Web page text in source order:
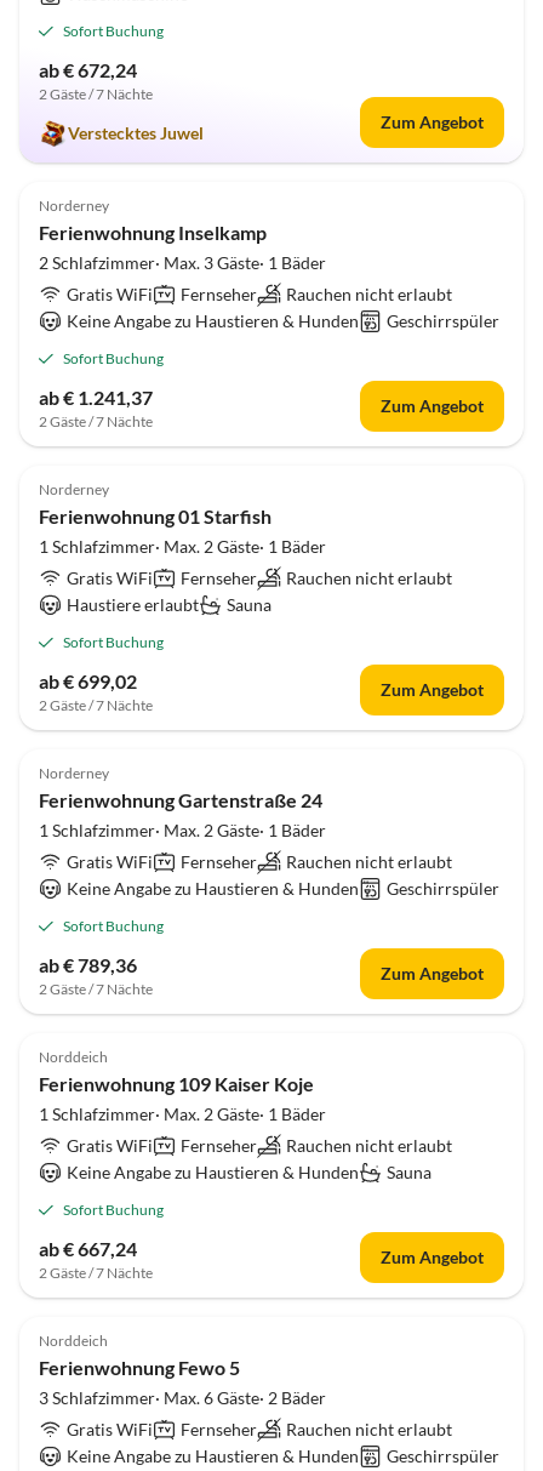
Sofort Buchung
ab € 672,24
2 Gäste / 7 Nächte
Verstecktes Juwel
Zum Angebot
4.6 (11)
Norderney
Ferienwohnung Inselkamp
2 Schlafzimmer· Max. 3 Gäste· 1 Bäder
Gratis WiFi
Fernseher
Rauchen nicht erlaubt
Keine Angabe zu Haustieren & Hunden
Geschirrspüler
Sofort Buchung
ab € 1.241,37
2 Gäste / 7 Nächte
Zum Angebot
4.6 (11)
Norderney
Ferienwohnung 01 Starfish
1 Schlafzimmer· Max. 2 Gäste· 1 Bäder
Gratis WiFi
Fernseher
Rauchen nicht erlaubt
Haustiere erlaubt
Sauna
Sofort Buchung
ab € 699,02
2 Gäste / 7 Nächte
Zum Angebot
4.4 (11)
Norderney
Ferienwohnung Gartenstraße 24
1 Schlafzimmer· Max. 2 Gäste· 1 Bäder
Gratis WiFi
Fernseher
Rauchen nicht erlaubt
Keine Angabe zu Haustieren & Hunden
Geschirrspüler
Sofort Buchung
ab € 789,36
2 Gäste / 7 Nächte
Zum Angebot
4.7 (11)
Norddeich
Ferienwohnung 109 Kaiser Koje
1 Schlafzimmer· Max. 2 Gäste· 1 Bäder
Gratis WiFi
Fernseher
Rauchen nicht erlaubt
Keine Angabe zu Haustieren & Hunden
Sauna
Sofort Buchung
ab € 667,24
2 Gäste / 7 Nächte
Zum Angebot
4.7 (11)
Norddeich
Ferienwohnung Fewo 5
3 Schlafzimmer· Max. 6 Gäste· 2 Bäder
Gratis WiFi
Fernseher
Rauchen nicht erlaubt
Keine Angabe zu Haustieren & Hunden
Geschirrspüler